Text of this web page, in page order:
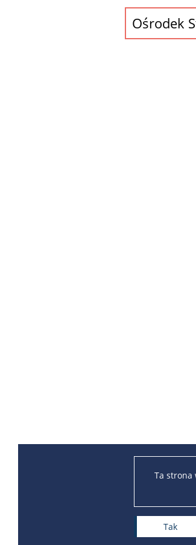
Ta strona
Tak
Ośrodek